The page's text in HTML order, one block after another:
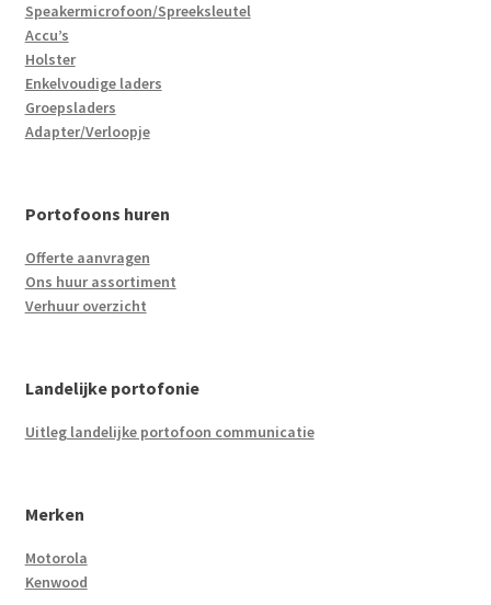
Speakermicrofoon/Spreeksleutel
Accu’s
Holster
Enkelvoudige laders
Groepsladers
Adapter/Verloopje
Portofoons huren
Offerte aanvragen
Ons huur assortiment
Verhuur overzicht
Landelijke portofonie
Uitleg landelijke portofoon communicatie
Merken
Motorola
Kenwood